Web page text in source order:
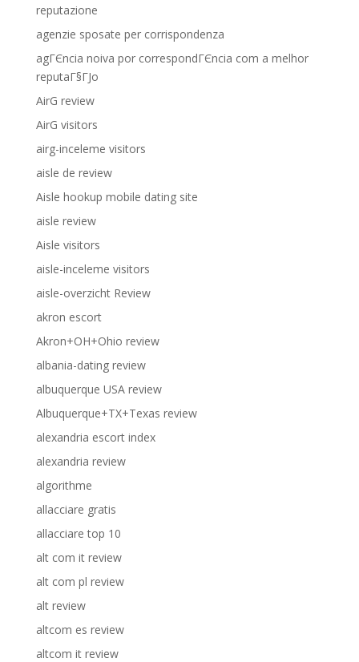
reputazione
agenzie sposate per corrispondenza
agГЄncia noiva por correspondГЄncia com a melhor
reputaГ§ГЈo
AirG review
AirG visitors
airg-inceleme visitors
aisle de review
Aisle hookup mobile dating site
aisle review
Aisle visitors
aisle-inceleme visitors
aisle-overzicht Review
akron escort
Akron+OH+Ohio review
albania-dating review
albuquerque USA review
Albuquerque+TX+Texas review
alexandria escort index
alexandria review
algorithme
allacciare gratis
allacciare top 10
alt com it review
alt com pl review
alt review
altcom es review
altcom it review